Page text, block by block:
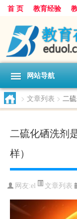
首 页 教育经验
网站导航
> 文章列表 > 二
二硫化硒洗剂
样）
网友:el 文章列表